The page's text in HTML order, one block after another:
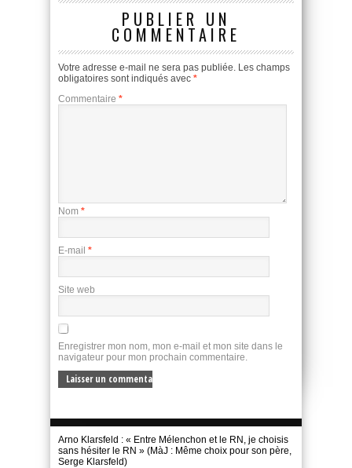
PUBLIER UN
COMMENTAIRE
Votre adresse e-mail ne sera pas publiée. Les champs
obligatoires sont indiqués avec *
Commentaire *
Nom *
E-mail *
Site web
Enregistrer mon nom, mon e-mail et mon site dans le
navigateur pour mon prochain commentaire.
Arno Klarsfeld : « Entre Mélenchon et le RN, je choisis
sans hésiter le RN » (MàJ : Même choix pour son père,
Serge Klarsfeld)